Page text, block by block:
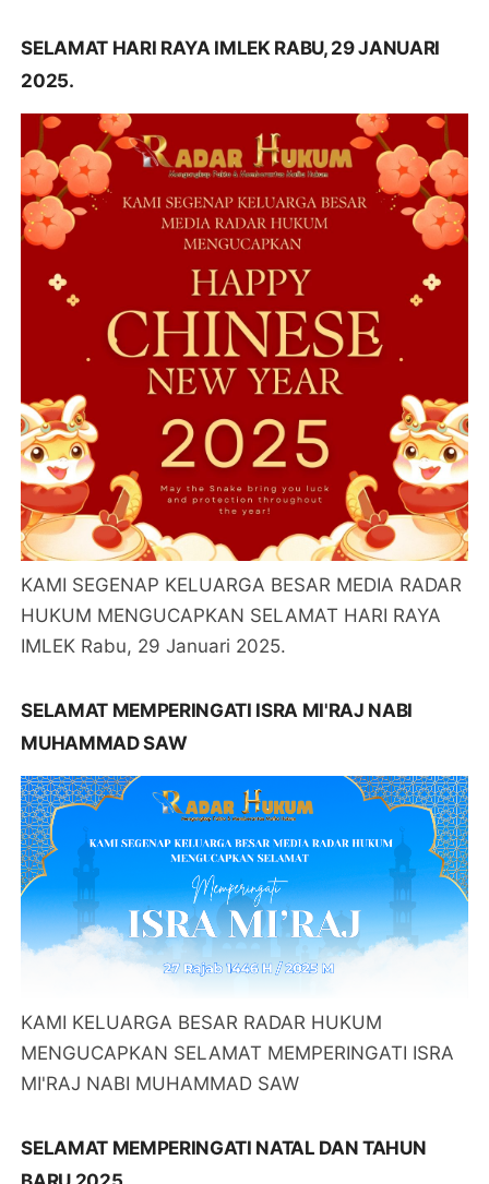
SELAMAT HARI RAYA IMLEK RABU, 29 JANUARI
2025.
KAMI SEGENAP KELUARGA BESAR MEDIA RADAR
HUKUM MENGUCAPKAN SELAMAT HARI RAYA
IMLEK Rabu, 29 Januari 2025.
SELAMAT MEMPERINGATI ISRA MI'RAJ NABI
MUHAMMAD SAW
KAMI KELUARGA BESAR RADAR HUKUM
MENGUCAPKAN SELAMAT MEMPERINGATI ISRA
MI'RAJ NABI MUHAMMAD SAW
SELAMAT MEMPERINGATI NATAL DAN TAHUN